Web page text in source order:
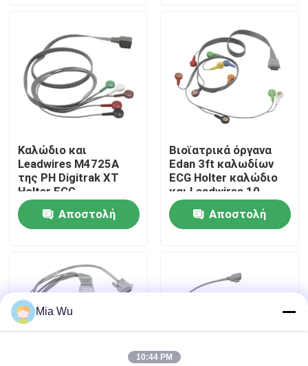
Περίπου εμείς
Γύρος εργοστασίων
Μας ελάτε σε επαφή με
Ειδήσεις
Περιπτώσεις
Ζητήστε ένα απόσπασμα
Επαναχρησιμοποιήσιμος αισθητήρας spO2
Καλώδιο και
Leadwires M4725A
της PH Digitrak XT
Holter ECG
Αποστολή
Βιοϊατρικά όργανα
Edan 3ft καλωδίων
ECG Holter καλώδιο
και Leadwires 10
μολύβδου ECG
Αποστολή
Mia Wu
10:44 PM